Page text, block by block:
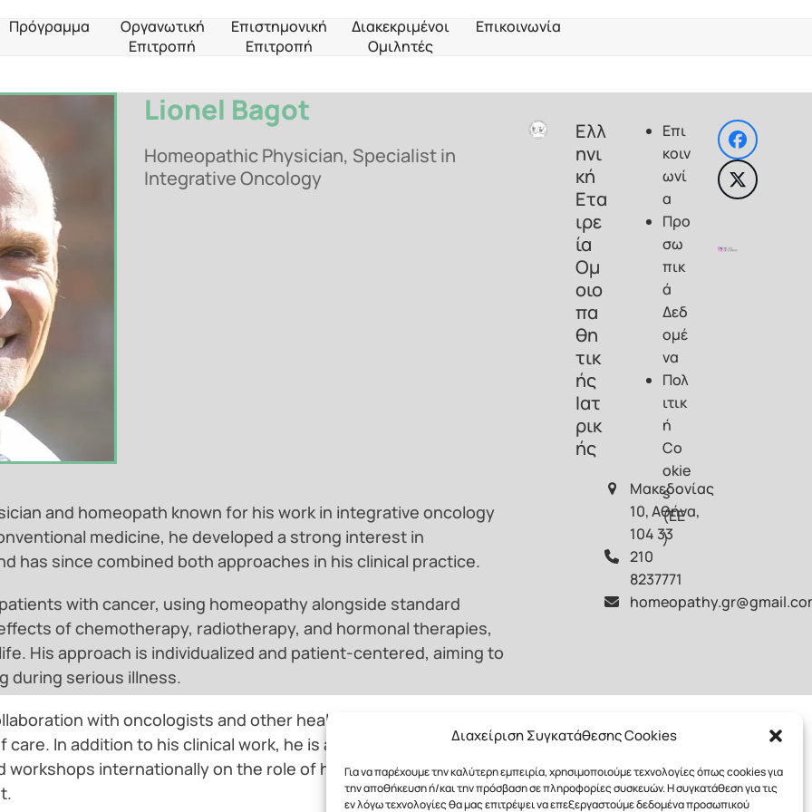
Διαχείριση Συγκατάθεσης Cookies
Για να παρέχουμε την καλύτερη εμπειρία, χρησιμοποιούμε τεχνολογίες όπως cookies για
την αποθήκευση ή/και την πρόσβαση σε πληροφορίες συσκευών. Η συγκατάθεση για τις
εν λόγω τεχνολογίες θα μας επιτρέψει να επεξεργαστούμε δεδομένα προσωπικού
Πρόγραμμα
Οργανωτική
Επιτροπή
Επιστημονική
Επιτροπή
Διακεκριμένοι
Ομιλητές
Επικοινωνία
Lionel Bagot
Homeopathic Physician, Specialist in
Integrative Oncology
and homeopath known for his work in integrative oncology
medicine, he developed a strong interest in
has since combined both approaches in his clinical practice.
with cancer, using homeopathy alongside standard
of chemotherapy, radiotherapy, and hormonal therapies,
His approach is individualized and patient-centered, aiming to
during serious illness.
with oncologists and other healthcare professionals,
In addition to his clinical work, he is an active lecturer and
workshops internationally on the role of homeopathy in oncology
Ελλ
ηνι
κή
Ετα
ιρε
ία
Ομ
οιο
πα
θη
τικ
ής
Ιατ
ρικ
ής
Μακεδονίας
10, Αθήνα,
104 33
210
8237771
Επι
κοιν
ωνί
α
Προ
σω
πικ
ά
Δεδ
ομέ
να
Πολ
ιτικ
ή
Co
okie
s
(ΕΕ
)
Twitter